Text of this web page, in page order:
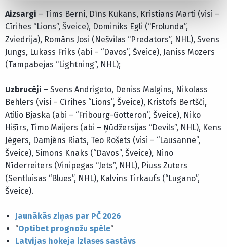
Aizsargi – Tims Berni, Dīns Kukans, Kristians Marti (visi –
Cīrihes “Lions”, Šveice), Dominiks Egli (“Frolunda”,
Zviedrija), Romāns Josi (Nešvilas “Predators”, NHL), Svens
Jungs, Lukass Friks (abi – “Davos”, Šveice), Janiss Mozers
(Tampabejas “Lightning”, NHL);
Uzbrucēji – Svens Andrigeto, Deniss Malgins, Nikolass
Behlers (visi – Cīrihes “Lions”, Šveice), Kristofs Bertšči,
Atilio Bjaska (abi – “Fribourg-Gotteron”, Šveice), Niko
Hišīrs, Timo Maijers (abi – Ņūdžersijas “Devils”, NHL), Kens
Jēgers, Damjēns Riats, Teo Rošets (visi – “Lausanne”,
Šveice), Simons Knaks (“Davos”, Šveice), Nino
Nīderreiters (Vinipegas “Jets”, NHL), Piuss Zuters
(Sentluisas “Blues”, NHL), Kalvins Tirkaufs (“Lugano”,
Šveice).
Jaunākās ziņas par PČ 2026
“Optibet prognožu spēle“
Latvijas hokeja izlases sastāvs